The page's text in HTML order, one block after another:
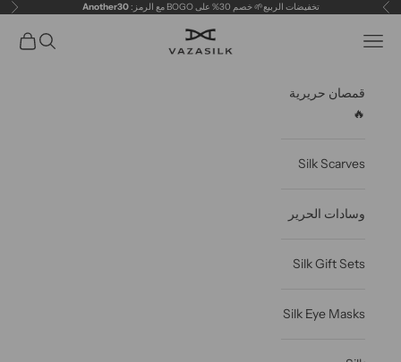
تخطى الى المحتوى
سابق تخفيضات الربيع🌱 خصم 30% على BOGO مع الرمز: Another30
VAZASILK فتح قائمة التنقل فتح البحث
عربة
قمصان حريرية
🔥
Silk Scarves
وسادات الحرير
Silk Gift Sets
Silk Eye Masks